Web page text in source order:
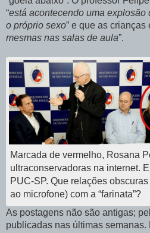
“está acontecendo uma explosão
o próprio sexo” e que as crianças
mesmas nas salas de aula”.
Marcada de vermelho, Rosana
ultraconservadoras na internet.
PUC-SP. Que relações
ao microfone) com a “farinata”?
As postagens não são antigas;
publicadas nas últimas semanas.